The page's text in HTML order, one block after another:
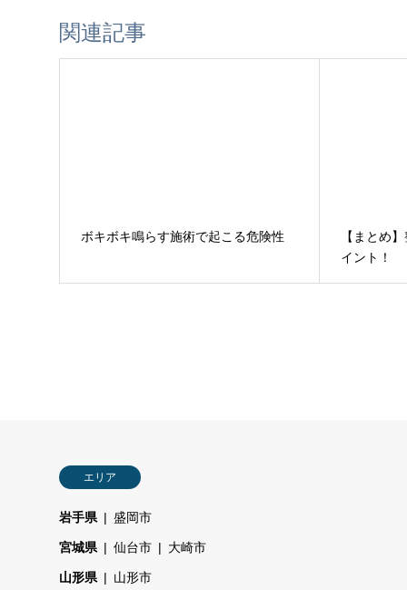
関連記事
ボキボキ鳴らす施術で起こる危険性
【まとめ
イント！
エリア
岩手県 盛岡市
宮城県 仙台市 大崎市
山形県 山形市